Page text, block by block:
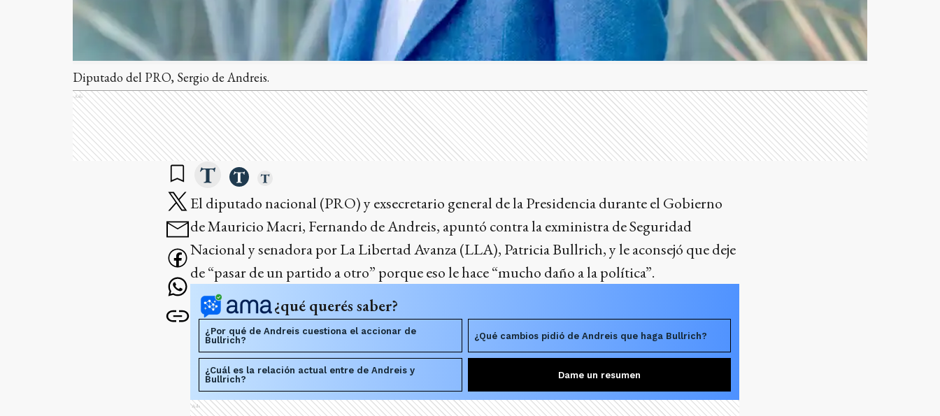
Diputado del PRO, Sergio de Andreis.
Ads
El diputado nacional (PRO) y exsecretario general de la Presidencia durante el Gobierno
de Mauricio Macri, Fernando de Andreis, apuntó contra la exministra de Seguridad
Nacional y senadora por La Libertad Avanza (LLA), Patricia Bullrich, y le aconsejó que deje
de “pasar de un partido a otro” porque eso le hace “mucho daño a la política”.
¿qué querés saber?
¿Por qué de Andreis cuestiona el accionar de
Bullrich?
¿Qué cambios pidió de Andreis que haga Bullrich?
¿Cuál es la relación actual entre de Andreis y
Bullrich?
Dame un resumen
Ads